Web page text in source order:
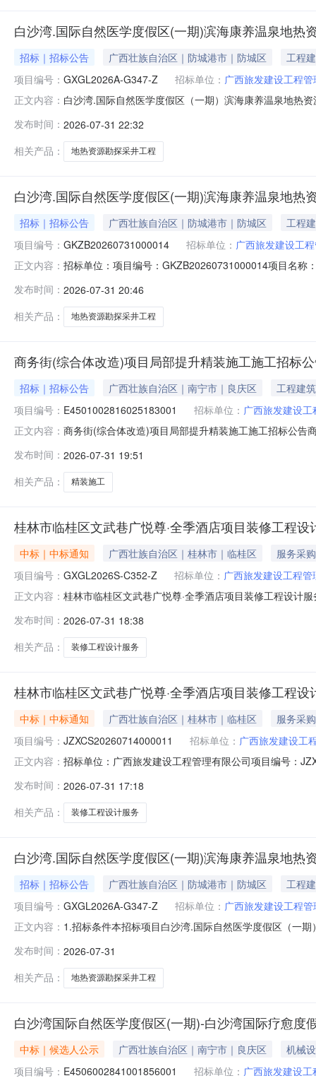
白沙湾.国际自然医学度假区(一期)滨海康养温泉地热
招标｜招标公告 广西壮族自治区｜防城港市｜防城区
工程
项目编号： GXGL2026A-G347-Z 招标单位： 广西旅发建设工程
正文内容： 白沙湾.国际自然医学度假区（一期）滨海康养温泉地热
100%。项目已具备招标条件，现对该项目的施工进行公
发布时间： 2026-07-31 22:32
相关产品：
地热资源勘探采井工程
白沙湾.国际自然医学度假区(一期)滨海康养温泉地热
招标｜招标公告 广西壮族自治区｜防城港市｜防城区
工程
项目编号： GKZB20260731000014 招标单位： 广西旅发建设工
正文内容： 招标单位：项目编号：GKZB20260731000014项目名称
目出资比例为：100%。项目已具备招标条件，现对该项
发布时间： 2026-07-31 20:46
相关产品：
地热资源勘探采井工程
商务街(综合体改造)项目局部提升精装施工施工招标
招标｜招标公告 广西壮族自治区｜南宁市｜良庆区
工程建筑
项目编号： E4501002816025183001 招标单位： 广西旅发建设
正文内容： 商务街(综合体改造)项目局部提升精装施工施工招标公告
私有资金0.0万元0.0%外国政府及组织投资0.0万元0.0%
发布时间： 2026-07-31 19:51
相关产品：
精装施工
桂林市临桂区文武巷广悦尊·全季酒店项目装修工程
中标｜中标通知 广西壮族自治区｜桂林市｜临桂区
服务采购
项目编号： GXGL2026S-C352-Z 招标单位： 广西旅发建设工程
正文内容： 桂林市临桂区文武巷广悦尊·全季酒店项目装修工程设计
南宁片区冬花路21号中国-东盟信息港南宁核心基地五象
发布时间： 2026-07-31 18:38
相关产品：
装修工程设计服务
桂林市临桂区文武巷广悦尊·全季酒店项目装修工程
中标｜中标通知 广西壮族自治区｜桂林市｜临桂区
服务采购
项目编号： JZXCS20260714000011 招标单位： 广西旅发建设工
正文内容： 招标单位：广西旅发建设工程管理有限公司项目编号：
份有限公司（联合体）供应商地址：中国（广西）自由
路1188号1603
发布时间： 2026-07-31 17:18
相关产品：
装修工程设计服务
白沙湾.国际自然医学度假区(一期)滨海康养温泉地热
招标｜招标公告 广西壮族自治区｜防城港市｜防城区
工程
项目编号： GXGL2026A-G347-Z 招标单位： 广西旅发建设工程
正文内容： 1.招标条件本招标项目白沙湾.国际自然医学度假区（一
GXGL2026A-G347-Z建设地点：广西防城港市防城区江
温标情
发布时间： 2026-07-31
相关产品：
地热资源勘探采井工程
白沙湾国际自然医学度假区(一期)-白沙湾国际疗愈
中标｜候选人公示 广西壮族自治区｜南宁市｜良庆区
机械
项目编号： E4506002841001856001 招标单位： 广西旅发建设